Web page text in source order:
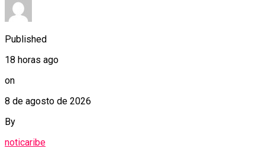
Published
18 horas ago
on
8 de agosto de 2026
By
noticaribe